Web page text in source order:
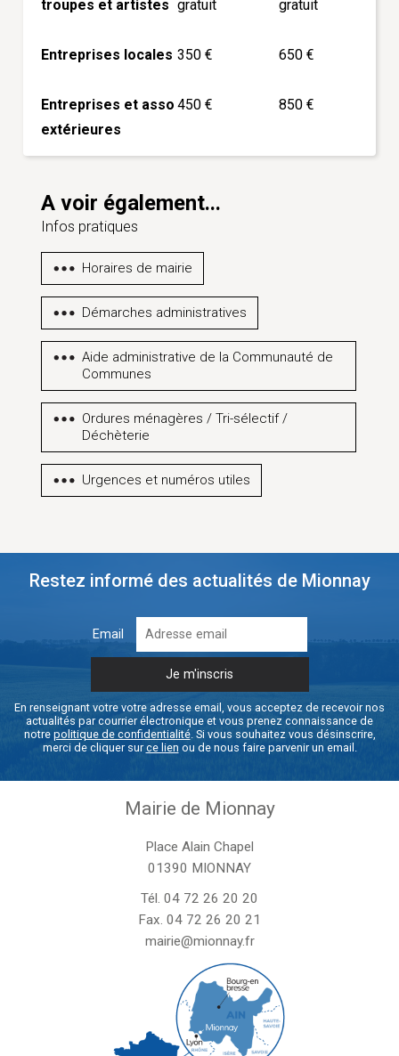
troupes et artistes gratuit gratuit
Entreprises locales 350 € 650 €
Entreprises et asso
extérieures
450 € 850 €
A voir également...
Infos pratiques
Horaires de mairie
Démarches administratives
Aide administrative de la Communauté de
Communes
Ordures ménagères / Tri-sélectif /
Déchèterie
Urgences et numéros utiles
Restez informé des actualités de Mionnay
Email
En renseignant votre votre adresse email, vous acceptez de recevoir nos
actualités par courrier électronique et vous prenez connaissance de
notre politique de confidentialité. Si vous souhaitez vous désinscrire,
merci de cliquer surce lien ou de nous faire parvenir un email.
Mairie de Mionnay
Place Alain Chapel
01390 MIONNAY
Tél. 04 72 26 20 20
Fax. 04 72 26 20 21
mairie@mionnay.fr